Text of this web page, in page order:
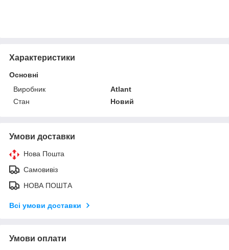
Характеристики
Основні
Виробник
Atlant
Стан
Новий
Умови доставки
Нова Пошта
Самовивіз
НОВА ПОШТА
Всі умови доставки
Умови оплати